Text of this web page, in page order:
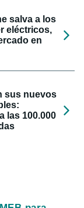
salva a los
eléctricos,
en
sus nuevos
las 100.000